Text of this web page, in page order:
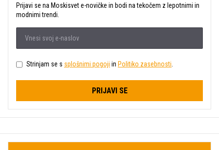
Prijavi se na Moskisvet e-novičke in bodi na tekočem z lepotnimi in
modnimi trendi.
Strinjam se s splošnimi pogoji in Politiko zasebnosti.
PRIJAVI SE